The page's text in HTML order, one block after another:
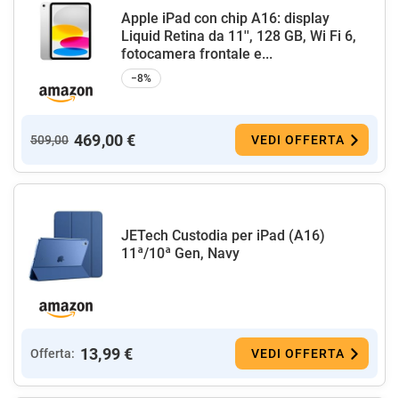
Apple iPad con chip A16: display
Liquid Retina da 11'', 128 GB, Wi Fi 6,
fotocamera frontale e...
−8%
509,00 469,00 € VEDI OFFERTA
JETech Custodia per iPad (A16)
11ª/10ª Gen, Navy
Offerta: 13,99 € VEDI OFFERTA